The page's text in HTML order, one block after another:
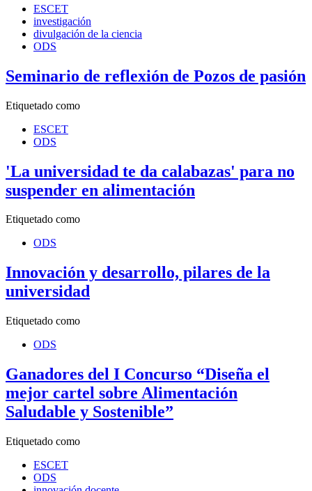
ESCET
investigación
divulgación de la ciencia
ODS
Seminario de reflexión de Pozos de pasión
Etiquetado como
ESCET
ODS
'La universidad te da calabazas' para no
suspender en alimentación
Etiquetado como
ODS
Innovación y desarrollo, pilares de la
universidad
Etiquetado como
ODS
Ganadores del I Concurso “Diseña el
mejor cartel sobre Alimentación
Saludable y Sostenible”
Etiquetado como
ESCET
ODS